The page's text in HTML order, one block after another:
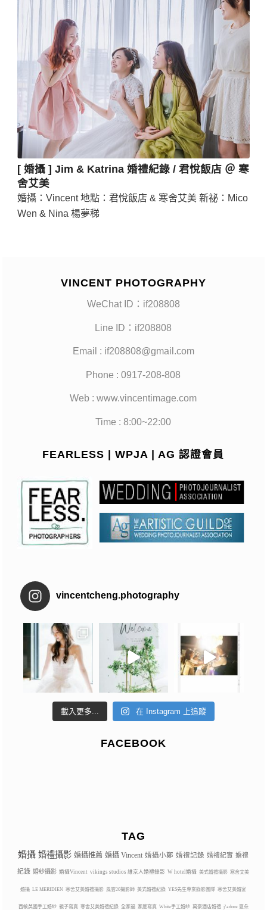
[ 婚攝 ] Jim & Katrina 婚禮紀錄 / 君悅飯店 ＠ 寒
舍艾美
婚攝：Vincent 地點：君悅飯店 & 寒舍艾美 新祕：Mico
Wen & Nina 楊夢稊
VINCENT PHOTOGRAPHY
WeChat ID：if208808
Line ID：if208808
Email : if208808@gmail.com
Phone : 0917-208-808
Web : www.vincentimage.com
Time : 8:00~22:00
FEARLESS | WPJA | AG 認證會員
vincentcheng.photography
載入更多... 在 Instagram 上追蹤
FACEBOOK
TAG
婚攝 婚禮攝影 婚攝推薦 婚攝 Vincent 婚攝小鄭 婚禮記錄 婚禮紀實 婚禮
紀錄 婚紗攝影 婚攝Vincent vikings studios 維京人婚禮錄影 W hotel婚攝 美式婚禮攝影 寒舍艾美
婚攝 LE MERIDIEN 寒舍艾美婚禮攝影 風雲20攝影師 美式婚禮紀錄 YES先生專業錄影團隊 寒舍艾美婚宴
西敏英國手工婚紗 親子寫真 寒舍艾美婚禮紀錄 全家福 家庭寫真 White手工婚紗 萬豪酒店婚禮 j’adore 夏朵